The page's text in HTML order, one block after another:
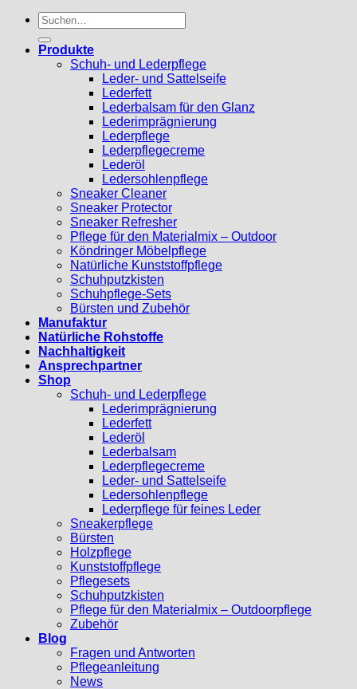
Suchen
nach:
Produkte
Schuh- und Lederpflege
Leder- und Sattelseife
Lederfett
Lederbalsam für den Glanz
Lederimprägnierung
Lederpflege
Lederpflegecreme
Lederöl
Ledersohlenpflege
Sneaker Cleaner
Sneaker Protector
Sneaker Refresher
Pflege für den Materialmix – Outdoor
Köndringer Möbelpflege
Natürliche Kunststoffpflege
Schuhputzkisten
Schuhpflege-Sets
Bürsten und Zubehör
Manufaktur
Natürliche Rohstoffe
Nachhaltigkeit
Ansprechpartner
Shop
Schuh- und Lederpflege
Lederimprägnierung
Lederfett
Lederöl
Lederbalsam
Lederpflegecreme
Leder- und Sattelseife
Ledersohlenpflege
Lederpflege für feines Leder
Sneakerpflege
Bürsten
Holzpflege
Kunststoffpflege
Pflegesets
Schuhputzkisten
Pflege für den Materialmix – Outdoorpflege
Zubehör
Blog
Fragen und Antworten
Pflegeanleitung
News